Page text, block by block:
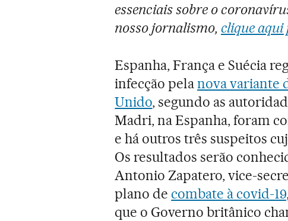
essenciais sobre o
nosso jornalismo, clique aqui
Espanha, França e Suécia
infecção pelanova variante
Unido, segundo as
Madri, na Espanha, foram
e há outros três suspeitos
Os resultados serão
Antonio Zapatero, vice-
plano de combate à covid-19
que o Governo britânico